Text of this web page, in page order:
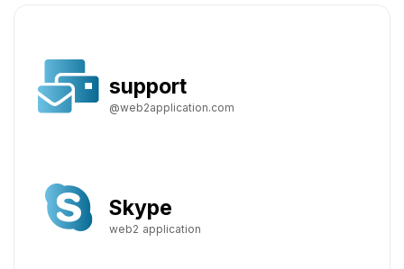
support
@web2application.com
Skype
web2 application